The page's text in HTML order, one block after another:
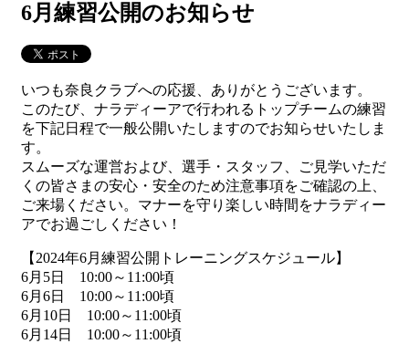
6月練習公開のお知らせ
いつも奈良クラブへの応援、ありがとうございます。
このたび、ナラディーアで行われるトップチームの練習
を下記日程で一般公開いたしますのでお知らせいたしま
す。
スムーズな運営および、選手・スタッフ、ご見学いただ
くの皆さまの安心・安全のため注意事項をご確認の上、
ご来場ください。マナーを守り楽しい時間をナラディー
アでお過ごしください！
【2024年6月練習公開トレーニングスケジュール】
6月5日 10:00～11:00頃
6月6日 10:00～11:00頃
6月10日 10:00～11:00頃
6月14日 10:00～11:00頃